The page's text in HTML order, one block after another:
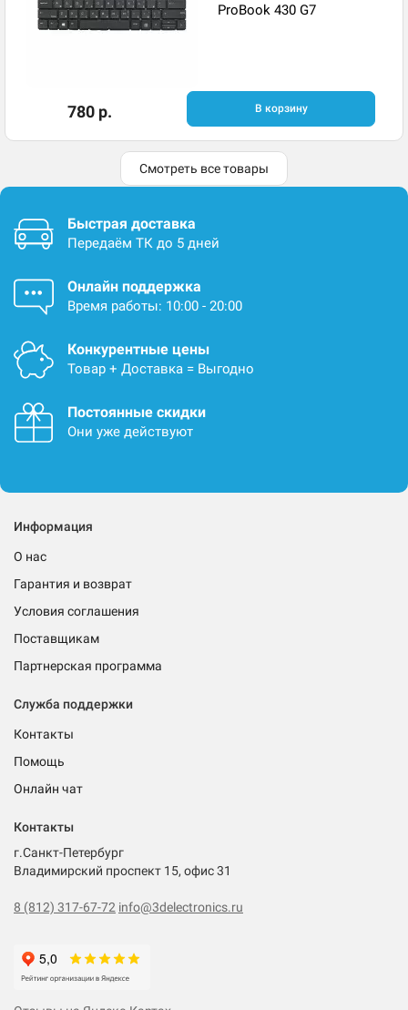
ProBook 430 G7
780 р. В корзину
Смотреть все товары
Быстрая доставка
Передаём ТК до 5 дней
Онлайн поддержка
Время работы: 10:00 - 20:00
Конкурентные цены
Товар + Доставка = Выгодно
Постоянные скидки
Они уже действуют
Информация
О нас
Гарантия и возврат
Условия соглашения
Поставщикам
Партнерская программа
Служба поддержки
Контакты
Помощь
Онлайн чат
Контакты
г.Санкт-Петербург
Владимирский проспект 15, офис 31
8 (812) 317-67-72 info@3delectronics.ru